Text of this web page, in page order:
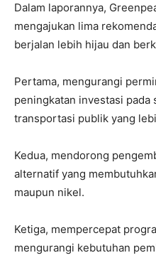
Dalam laporannya,
mengajukan lima
berjalan lebih hijau dan
Pertama, mengurangi
peningkatan investasi pada
transportasi publik yang
Kedua, mendorong
alternatif yang
maupun nikel.
Ketiga, mempercepat
mengurangi kebutuhan